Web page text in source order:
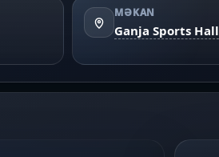
MƏKAN
Ganja Sports Hall